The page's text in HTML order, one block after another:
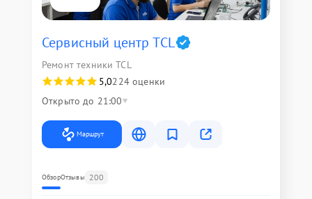
Сервисный центр TCL
Ремонт техники TCL
5,0224 оценки
Открыто до 21:00
Маршрут
ОбзорОтзывы 200